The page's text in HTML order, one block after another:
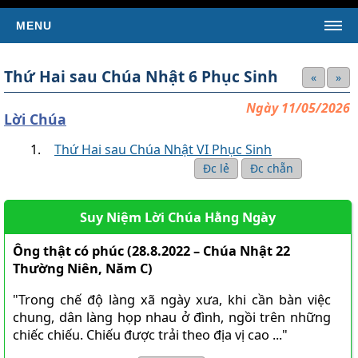
MENU
Tin Giáo Hội Hoàn Vũ
KINH THÁNH
SÁCH TÂN ƯỚC
Kinh Thánh Tân Ước (Bản dịch của LM Nguyễn Thế
Thuấn)
Kinh Thánh Tân Ước (Bản dịch Việt ngữ của Nhóm Phiên
Dịch Các Giờ Kinh Phụng Vụ)
SÁCH CỰU ƯỚC
Thứ Hai sau Chúa Nhật 6 Phục Sinh »
«
Ngày 11/05/2026
Lời Chúa
Thứ Hai sau Chúa Nhật VI Phục Sinh
Đc chẵn
Đc lẻ
Suy Niệm Lời Chúa Hằng Ngày
Ông thật có phúc (28.8.2022 – Chúa Nhật 22
Thường Niên, Năm C)
"Trong chế độ làng xã ngày xưa, khi cần bàn việc
chung, dân làng họp nhau ở đình, ngồi trên những
chiếc chiếu. Chiếu được trải theo địa vị cao ..."